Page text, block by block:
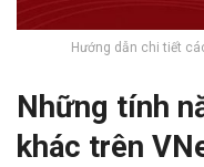
Hướng dẫn chi tiết
Những tính
khác trên